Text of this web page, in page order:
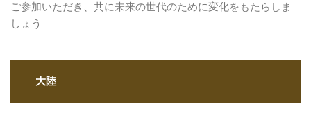
ご参加いただき、共に未来の世代のために変化をもたらしま
しょう
大陸